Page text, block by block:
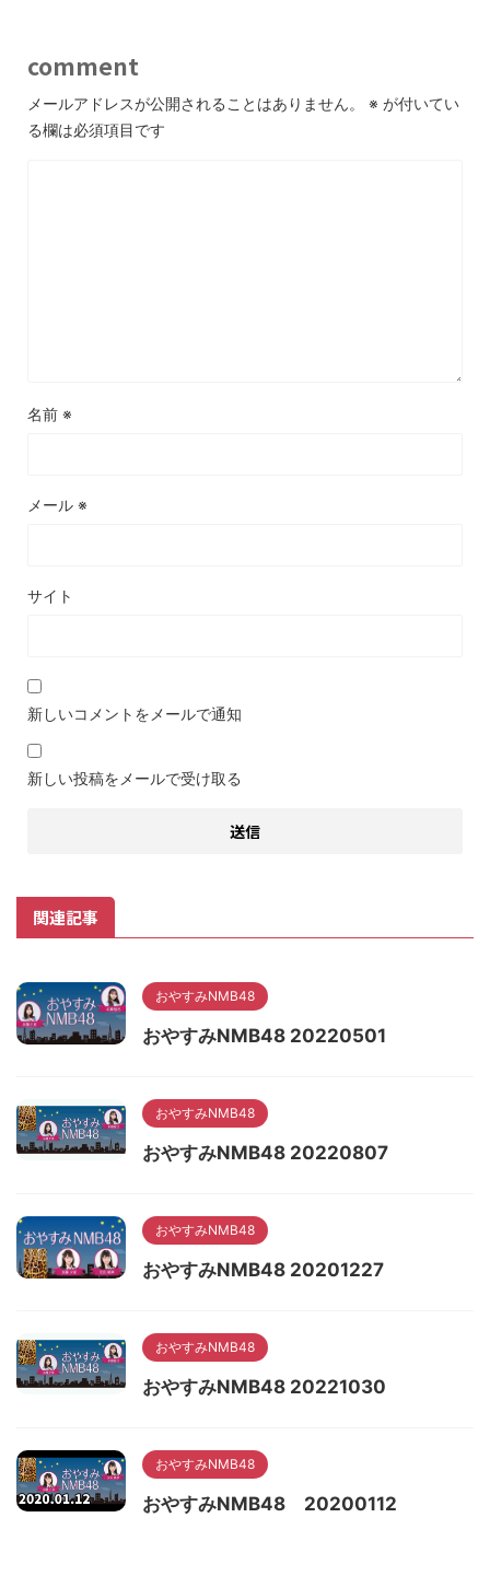
comment
メールアドレスが公開されることはありません。 ※ が付いてい
る欄は必須項目です
名前 ※
メール ※
サイト
新しいコメントをメールで通知
新しい投稿をメールで受け取る
関連記事
おやすみNMB48
おやすみNMB48 20220501
おやすみNMB48
おやすみNMB48 20220807
おやすみNMB48
おやすみNMB48 20201227
おやすみNMB48
おやすみNMB48 20221030
おやすみNMB48
おやすみNMB48 20200112